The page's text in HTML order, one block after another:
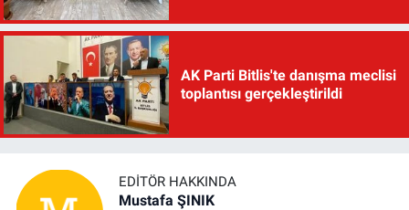
AK Parti Bitlis'te danışma meclisi
toplantısı gerçekleştirildi
EDITÖR HAKKINDA
Mustafa ŞINIK